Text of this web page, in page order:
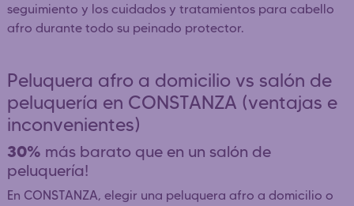
seguimiento y los cuidados y tratamientos para cabello
afro durante todo su peinado protector.
Peluquera afro a domicilio vs salón de
peluquería en CONSTANZA (ventajas e
inconvenientes)
30% más barato que en un salón de
peluquería!
En CONSTANZA, elegir una peluquera afro a domicilio o